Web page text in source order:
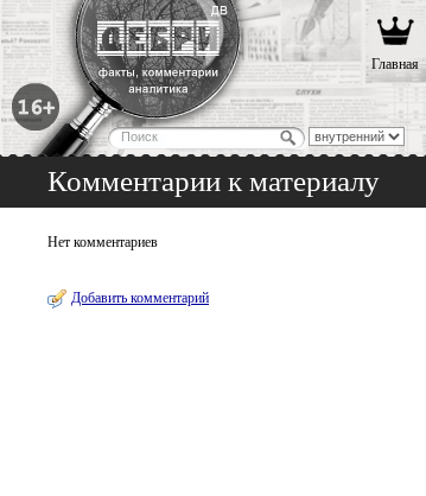
Главная
Комментарии к материалу
Нет комментариев
Добавить комментарий